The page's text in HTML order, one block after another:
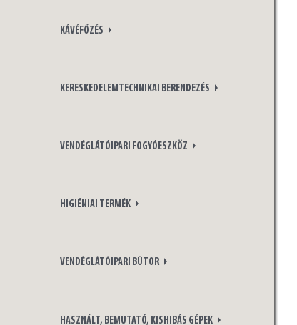
KÁVÉFŐZÉS
KERESKEDELEMTECHNIKAI BERENDEZÉS
VENDÉGLÁTÓIPARI FOGYÓESZKÖZ
HIGIÉNIAI TERMÉK
VENDÉGLÁTÓIPARI BÚTOR
HASZNÁLT, BEMUTATÓ, KISHIBÁS GÉPEK